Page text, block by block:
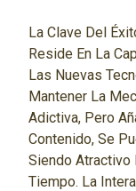
La Clave Del
Reside En La
Las Nuevas
Mantener La
Adictiva, Pero
Contenido, Se
Siendo Atractivo
Tiempo. La